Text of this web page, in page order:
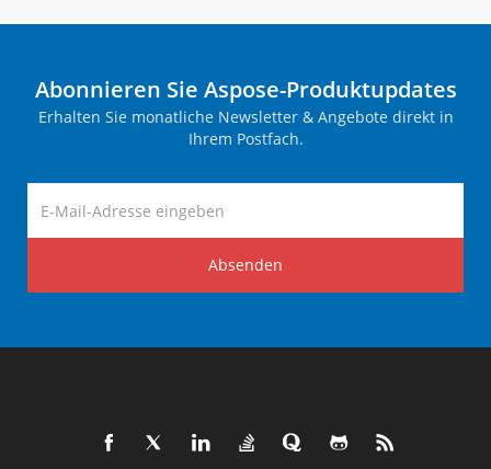
Abonnieren Sie Aspose-Produktupdates
Erhalten Sie monatliche Newsletter & Angebote direkt in
Ihrem Postfach.
Absenden